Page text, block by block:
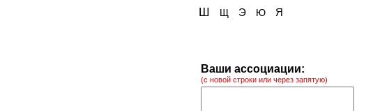
Ш Щ Э Ю Я
Ваши ассоциации:
(с новой строки или через запятую)